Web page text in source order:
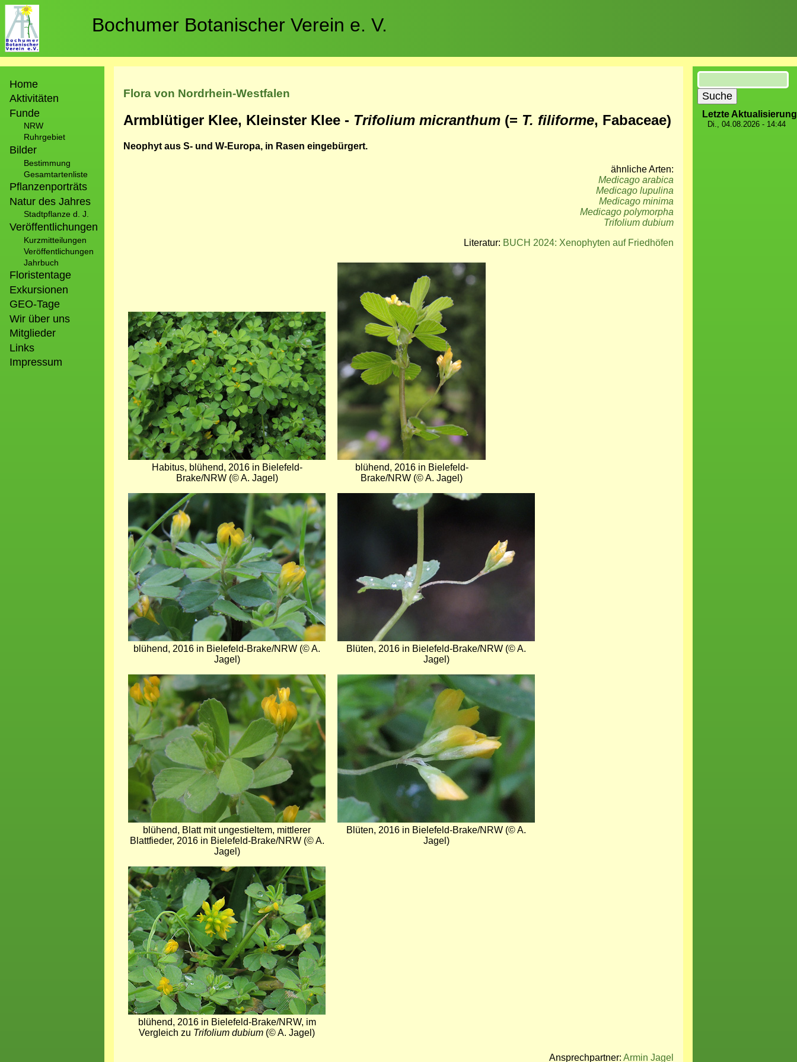
Direkt
zum
Inhalt
Bochumer Botanischer Verein e. V.
Home
Aktivitäten
Funde
NRW
Ruhrgebiet
Bilder
Bestimmung
Gesamtartenliste
Pflanzenporträts
Natur des Jahres
Stadtpflanze d. J.
Veröffentlichungen
Kurzmitteilungen
Veröffentlichungen
Jahrbuch
Floristentage
Exkursionen
GEO-Tage
Wir über uns
Mitglieder
Links
Impressum
Flora von Nordrhein-Westfalen
Armblütiger Klee, Kleinster Klee - Trifolium micranthum (= T. filiforme, Fabaceae)
Neophyt aus S- und W-Europa, in Rasen eingebürgert.
ähnliche Arten:
Medicago arabica
Medicago lupulina
Medicago minima
Medicago polymorpha
Trifolium dubium
Literatur: BUCH 2024: Xenophyten auf Friedhöfen
Bild
Habitus, blühend, 2016 in Bielefeld-
Brake/NRW (© A. Jagel)
Bild
blühend, 2016 in Bielefeld-
Brake/NRW (© A. Jagel)
Bild
blühend, 2016 in Bielefeld-Brake/NRW (© A.
Jagel)
Blüten, 2016 in Bielefeld-Brake/NRW (© A.
Jagel)
Bild
blühend, Blatt mit ungestieltem, mittlerer
Blattfieder, 2016 in Bielefeld-Brake/NRW (© A.
Jagel)
Bild
Blüten, 2016 in Bielefeld-Brake/NRW (© A.
Jagel)
Bild
blühend, 2016 in Bielefeld-Brake/NRW, im
Vergleich zu Trifolium dubium (© A. Jagel)
Ansprechpartner: Armin Jagel
Suche
Letzte Aktualisierung
Di., 04.08.2026 - 14:44